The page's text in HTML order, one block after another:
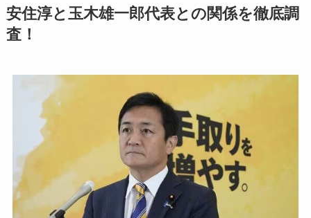
安住淳と玉木雄一郎代表との関係を徹底調
査！